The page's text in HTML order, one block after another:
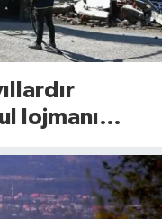
lojmanı